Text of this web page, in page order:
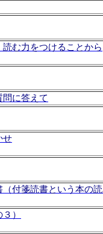
む力をつけることから
に答えて
せ
付箋読書という本の
）